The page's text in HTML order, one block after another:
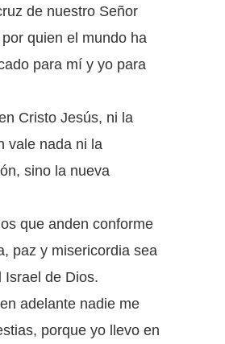
de nuestro Señor
quien el mundo ha
para mí y yo para
Cristo Jesús, ni la
vale nada ni la
sino la nueva
que anden conforme
paz y misericordia sea
Israel de Dios.
adelante nadie me
porque yo llevo en